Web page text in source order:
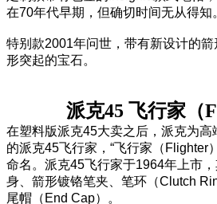
在70年代早期，但确切时间无从得知
特别款2001年问世，带有新设计的
形突起的宝石。
派克45 飞行家（
在塑料版派克45大卖之后，派克为
的派克45飞行家，“飞行家（Flighter
命名。派克45飞行家于1964年上市
身、箭形镀铬笔夹、笔环（Clutch
尾帽（End Cap）。